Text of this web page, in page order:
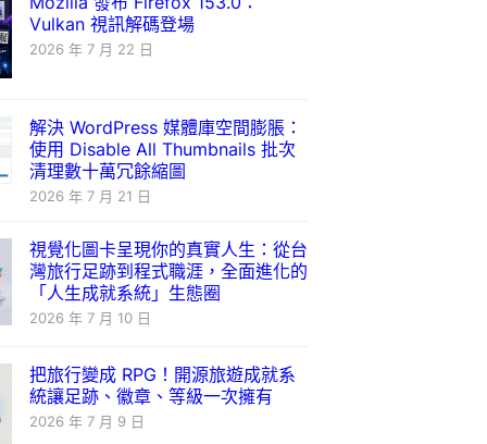
Vulkan 視訊解碼登場
2026 年 7 月 22 日
解決 WordPress 媒體庫空間膨脹：
使用 Disable All Thumbnails 批次
清理數十萬冗餘縮圖
2026 年 7 月 21 日
視覺化圖卡呈現你的真實人生：從台
灣旅行足跡到程式職涯，全面進化的
「人生成就系統」生態圈
2026 年 7 月 10 日
把旅行變成 RPG！開源旅遊成就系
統讓足跡、徽章、等級一次擁有
2026 年 7 月 9 日